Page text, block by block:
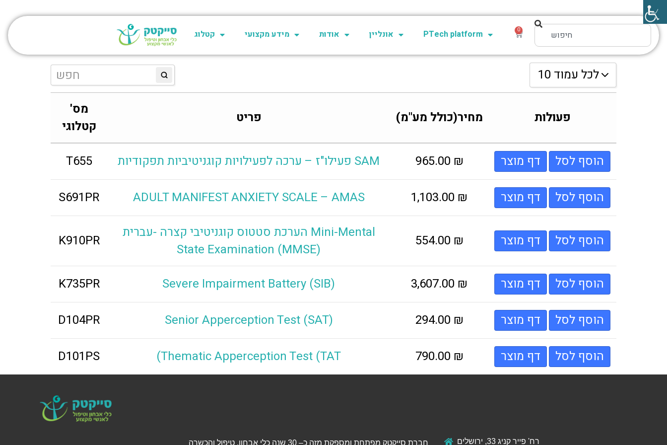
0 קטלוג מידע מקצועי אודות אונליין PTech platform
10 לכל עמוד
20 לכל עמוד
מס'
קטלוגי
פריט מחיר(כולל מע"מ) פעולות
T655 פעילו"ז – ערכה לפעילויות קוגניטיביות תפקודיות SAM 965.00 ₪ דף מוצר הוסף לסל
S691PR ADULT MANIFEST ANXIETY SCALE – AMAS 1,103.00 ₪ דף מוצר הוסף לסל
K910PR
הערכת סטטוס קוגניטיבי קצרה -עברית Mini-Mental
State Examination (MMSE)
554.00 ₪ דף מוצר הוסף לסל
K735PR Severe Impairment Battery (SIB) 3,607.00 ₪ דף מוצר הוסף לסל
D104PR Senior Apperception Test (SAT) 294.00 ₪ דף מוצר הוסף לסל
D101PS (Thematic Apperception Test (TAT 790.00 ₪ דף מוצר הוסף לסל
רח' פייר קניג 33, ירושלים חברת סייקטק מפתחת ומספקת מזה כ– 30 שנה כלי אבחון, טיפול והכשרה